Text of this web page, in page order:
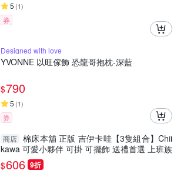
5 (1)
券
Designed with love
YVONNE 以旺傢飾 恐龍哥抱枕-深藍
$790
5 (1)
券
商店 棉床本舖 正版 吉伊卡哇【3隻組合】Chii
kawa 可愛小夥伴 可掛 可擺飾 送禮首選 上班族
必備 療癒
$606 9折